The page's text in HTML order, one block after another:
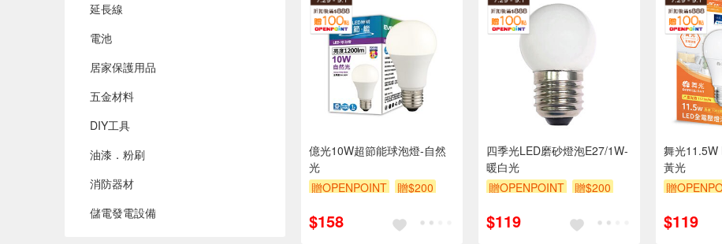
延長線
電池
居家保護用品
五金材料
DIY工具
油漆．粉刷
消防器材
儲電發電設備
億光10W超節能球泡燈-自然
光
贈OPENPOINT
贈$200
$158
四季光LED磨砂燈泡E27/1W-
暖白光
贈OPENPOINT
贈$200
$119
舞光11.5W
黃光
贈
$119